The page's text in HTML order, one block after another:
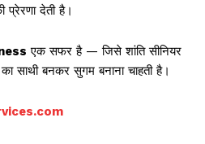
प्रेरणा देती है।
एक सफर है — जिसे शांति सीनियर
साथी बनकर सुगम बनाना चाहती है।